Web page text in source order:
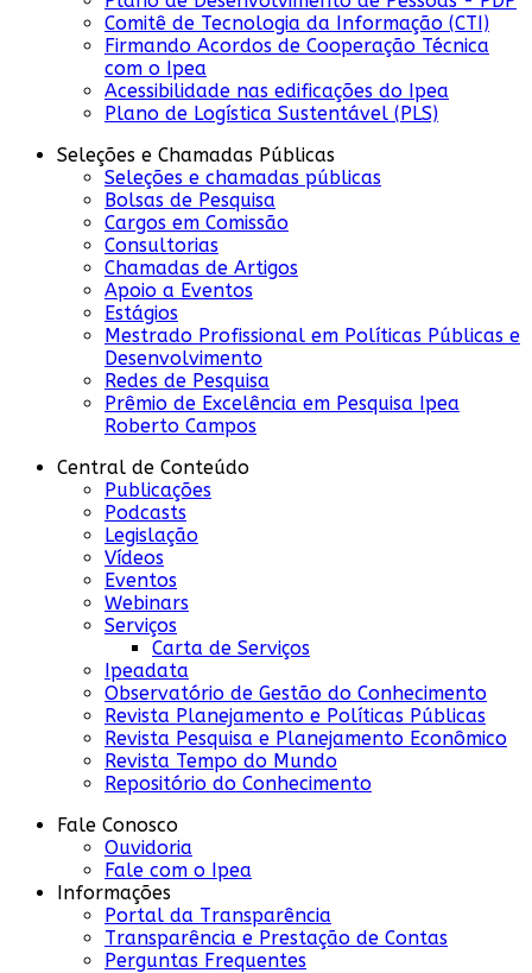
Comitê de Tecnologia da Informação (CTI)
Firmando Acordos de Cooperação Técnica
com o Ipea
Acessibilidade nas edificações do Ipea
Plano de Logística Sustentável (PLS)
Seleções e Chamadas Públicas
Seleções e chamadas públicas
Bolsas de Pesquisa
Cargos em Comissão
Consultorias
Chamadas de Artigos
Apoio a Eventos
Estágios
Mestrado Profissional em Políticas Públicas e
Desenvolvimento
Redes de Pesquisa
Prêmio de Excelência em Pesquisa Ipea
Roberto Campos
Central de Conteúdo
Publicações
Podcasts
Legislação
Vídeos
Eventos
Webinars
Serviços
Carta de Serviços
Ipeadata
Observatório de Gestão do Conhecimento
Revista Planejamento e Políticas Públicas
Revista Pesquisa e Planejamento Econômico
Revista Tempo do Mundo
Repositório do Conhecimento
Fale Conosco
Ouvidoria
Fale com o Ipea
Informações
Portal da Transparência
Transparência e Prestação de Contas
Perguntas Frequentes